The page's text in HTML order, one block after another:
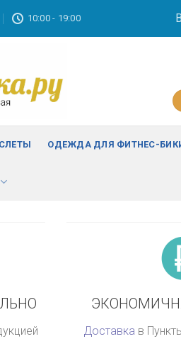
10:00 - 19:00
ОДЕЖДА ДЛЯ ФИТНЕС-
Доставка в